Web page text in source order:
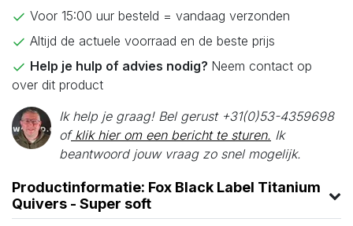
Voor 15:00 uur besteld = vandaag verzonden
Altijd de actuele voorraad en de beste prijs
Help je hulp of advies nodig? Neem contact op
over dit product
Ik help je graag! Bel gerust +31(0)53-4359698
ofklik hier om een bericht te sturen. Ik
beantwoord jouw vraag zo snel mogelijk.
Productinformatie: Fox Black Label Titanium
Quivers - Super soft